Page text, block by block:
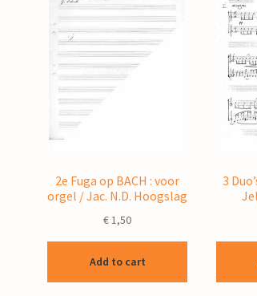
2e Fuga op BACH : voor
orgel / Jac. N.D. Hoogslag
€ 1,50
Add to cart
3